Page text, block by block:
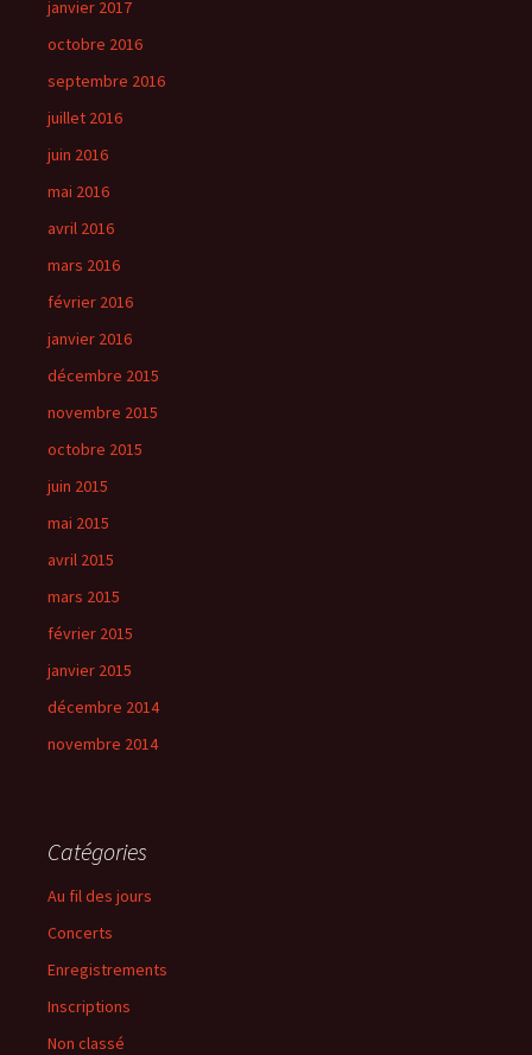
janvier 2017
octobre 2016
septembre 2016
juillet 2016
juin 2016
mai 2016
avril 2016
mars 2016
février 2016
janvier 2016
décembre 2015
novembre 2015
octobre 2015
juin 2015
mai 2015
avril 2015
mars 2015
février 2015
janvier 2015
décembre 2014
novembre 2014
Catégories
Au fil des jours
Concerts
Enregistrements
Inscriptions
Non classé